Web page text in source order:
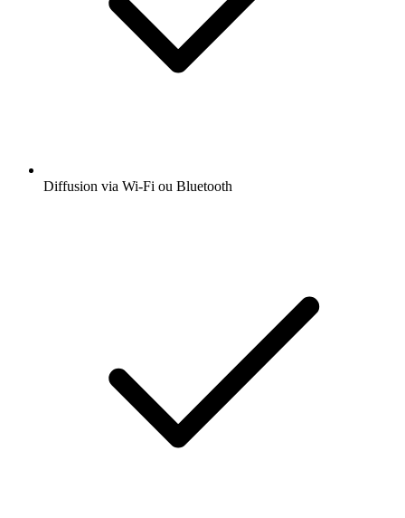
Diffusion via Wi-Fi ou Bluetooth